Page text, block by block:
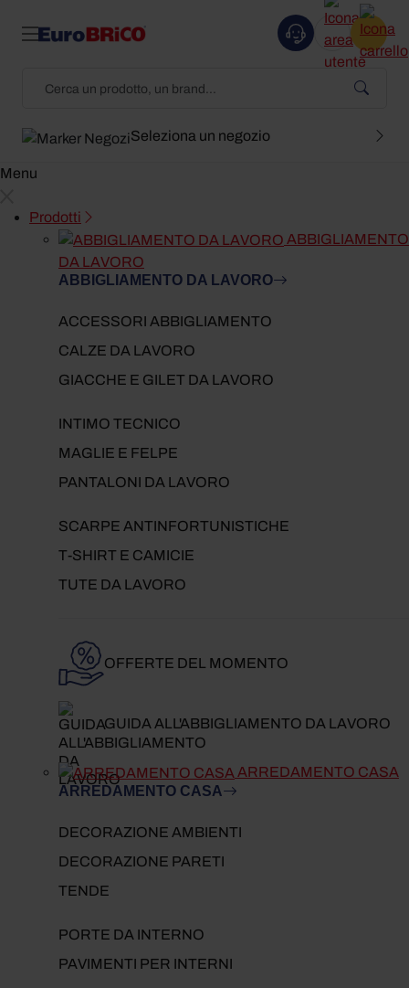
Seleziona un negozio
Menu
Prodotti
ABBIGLIAMENTO
DA LAVORO
ABBIGLIAMENTO DA LAVORO
ACCESSORI ABBIGLIAMENTO
CALZE DA LAVORO
GIACCHE E GILET DA LAVORO
INTIMO TECNICO
MAGLIE E FELPE
PANTALONI DA LAVORO
SCARPE ANTINFORTUNISTICHE
T-SHIRT E CAMICIE
TUTE DA LAVORO
OFFERTE DEL MOMENTO
GUIDA ALL'ABBIGLIAMENTO DA LAVORO
ARREDAMENTO CASA
ARREDAMENTO CASA
DECORAZIONE AMBIENTI
DECORAZIONE PARETI
TENDE
PORTE DA INTERNO
PAVIMENTI PER INTERNI